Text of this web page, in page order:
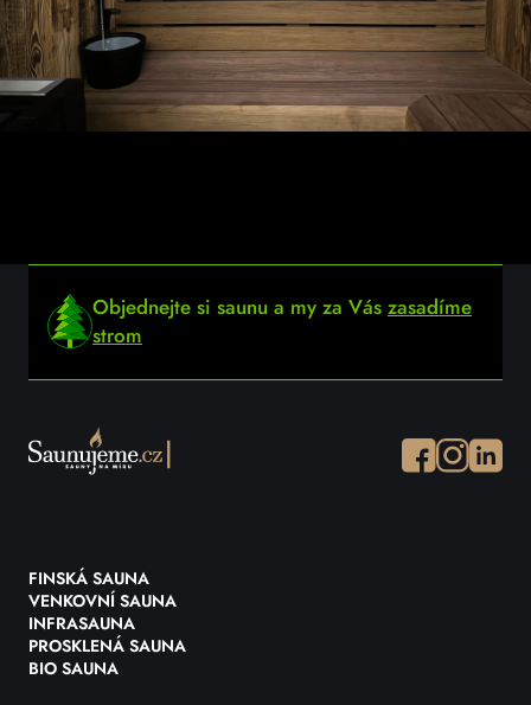
Objednejte si saunu a my za Vás zasadíme
strom
Facebook
Instagram
FINSKÁ SAUNA
VENKOVNÍ SAUNA
INFRASAUNA
PROSKLENÁ SAUNA
BIO SAUNA